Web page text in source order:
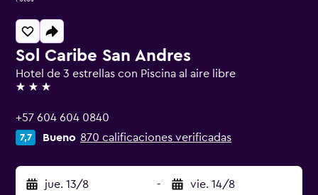
Sol Caribe San Andres
Hotel de 3 estrellas con Piscina al aire libre
3 estrellas
+57 604 604 0840
7,7 Bueno 870 calificaciones verificadas
jue. 13/8 - vie. 14/8